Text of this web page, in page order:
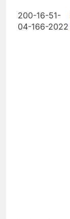
200-16-51-
04-166-2022